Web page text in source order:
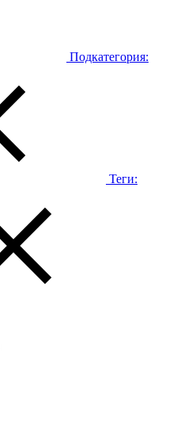
Подкатегория:
Теги: